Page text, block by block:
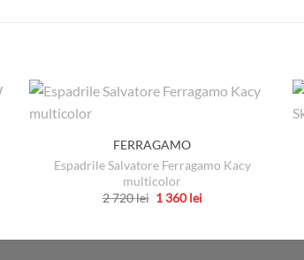
FERRAGAMO
Espadrile Salvatore Ferragamo Kacy
multicolor
2 720lei Prețul
1 360leiPrețul